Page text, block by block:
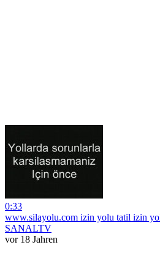
0:33
www.silayolu.com izin yolu tatil izin
SANALTV
vor 18 Jahren